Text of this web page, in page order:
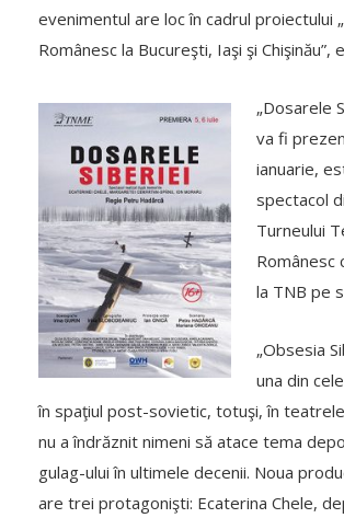
evenimentul are loc în cadrul proiectului
Românesc la Bucureşti, Iaşi şi Chişinău”,
„Dosarele
va fi
ianuarie,
spectacol
Turneului
Românesc
la TNB pe
„Obsesia
una din
în spaţiul post-sovietic, totuşi, în
nu a îndrăznit nimeni să atace tema
gulag-ului în ultimele decenii. Noua
are trei protagonişti: Ecaterina Chele,